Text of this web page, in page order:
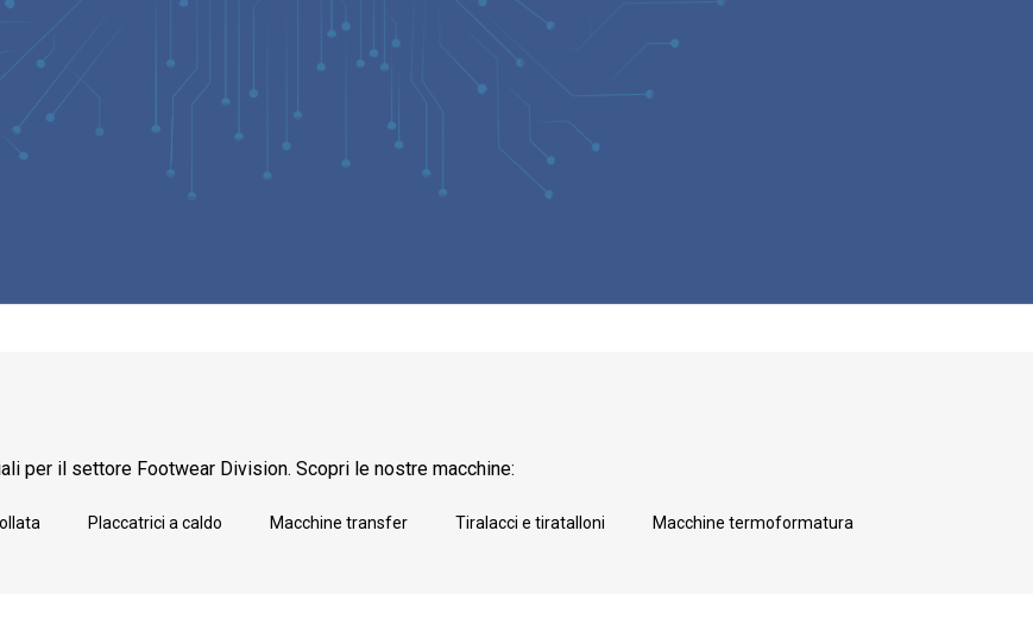
per il settore Footwear Division. Scopri le nostre macchine:
Placcatrici a caldo Macchine transfer Tiralacci e tiratalloni Macchine termoformatura